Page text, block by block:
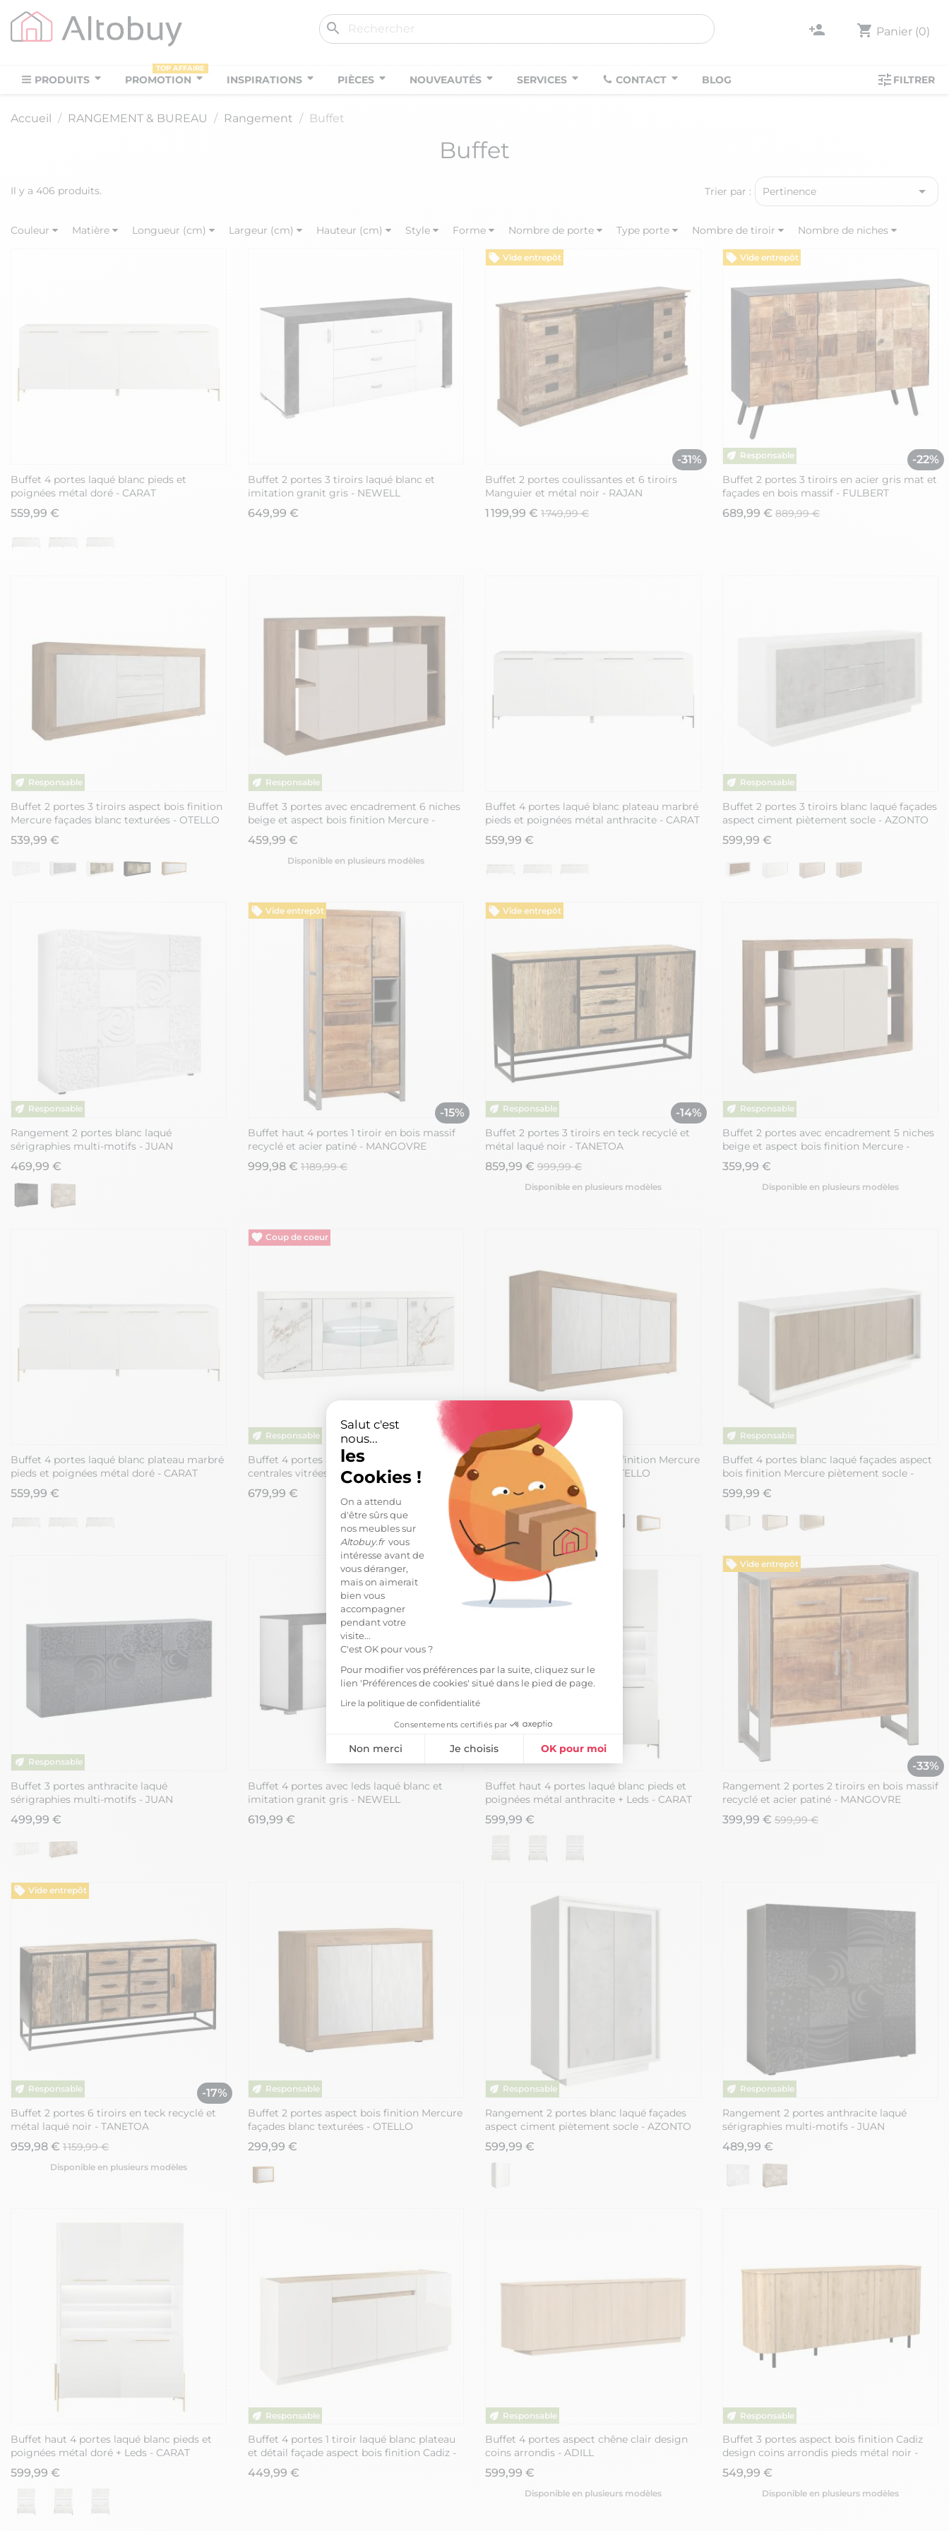
Salut c'est
nous...
les
Cookies !
On a attendu
d'être sûrs que
nos meubles sur
Altobuy.frvous
intéresse avant de
vous déranger,
mais on aimerait
bien vous
accompagner
pendant votre
visite...
C'est OK pour vous ?
Pour modifier vos préférences par la suite, cliquez sur le
lien 'Préférences de cookies' situé dans le pied de page.
Lire la politique de confidentialité
Consentements certifiés par
Non merci Je choisis OK pour moi
Notre plateforme vous permet d'adapter et de gérer vos paramètres de confidentialité, en garantissant la conformité avec les
search person_add shopping_cart Panier (0)
PRODUITS PROMOTION
TOP AFFAIRE
INSPIRATIONS PIÈCES NOUVEAUTÉS SERVICES CONTACT BLOG tune FILTRER
Accueil RANGEMENT & BUREAU Rangement Buffet
Buffet
Il y a 406 produits. Trier par : Pertinence 
Couleur Matière Longueur (cm) Largeur (cm) Hauteur (cm) Style Forme Nombre de porte Type porte Nombre de tiroir
Nombre de niches
Buffet 4 portes laqué blanc pieds et
poignées métal doré - CARAT
559,99 €
Buffet 2 portes 3 tiroirs laqué blanc et
imitation granit gris - NEWELL
649,99 €
Vide entrepôt
-31%
Buffet 2 portes coulissantes et 6 tiroirs
Manguier et métal noir - RAJAN
1 199,99 € 1 749,99 €
Vide entrepôt
-22%
Buffet 2 portes 3 tiroirs en acier gris mat et
façades en bois massif - FULBERT
689,99 € 889,99 €
Buffet 2 portes 3 tiroirs aspect bois finition
Mercure façades blanc texturées - OTELLO
539,99 €
Buffet 3 portes avec encadrement 6 niches
beige et aspect bois finition Mercure -
LIMANI
459,99 €
Disponible en plusieurs modèles
Buffet 4 portes laqué blanc plateau marbré
pieds et poignées métal anthracite - CARAT
559,99 €
Buffet 2 portes 3 tiroirs blanc laqué façades
aspect ciment piètement socle - AZONTO
599,99 €
Rangement 2 portes blanc laqué
sérigraphies multi-motifs - JUAN
469,99 €
Vide entrepôt
-15%
Buffet haut 4 portes 1 tiroir en bois massif
recyclé et acier patiné - MANGOVRE
999,98 € 1 189,99 €
Vide entrepôt
-14%
Buffet 2 portes 3 tiroirs en teck recyclé et
métal laqué noir - TANETOA
859,99 € 999,99 €
Disponible en plusieurs modèles
Buffet 2 portes avec encadrement 5 niches
beige et aspect bois finition Mercure -
LIMANI
359,99 €
Disponible en plusieurs modèles
Buffet 4 portes laqué blanc plateau marbré
pieds et poignées métal doré - CARAT
559,99 €
Buffet 4 portes avec leds et portes
centrales vitrées laqué blanc et imitation
marbre - ETOLIS
679,99 €
Buffet 3 portes aspect bois finition Mercure
façades blanc texturées - OTELLO
399,99 €
Buffet 4 portes blanc laqué façades aspect
bois finition Mercure piètement socle -
AZONTO
599,99 €
Buffet 3 portes anthracite laqué
sérigraphies multi-motifs - JUAN
499,99 €
Buffet 4 portes avec leds laqué blanc et
imitation granit gris - NEWELL
619,99 €
Buffet haut 4 portes laqué blanc pieds et
poignées métal anthracite + Leds - CARAT
599,99 €
Vide entrepôt
-33%
Rangement 2 portes 2 tiroirs en bois massif
recyclé et acier patiné - MANGOVRE
399,99 € 599,99 €
Vide entrepôt
-17%
Buffet 2 portes 6 tiroirs en teck recyclé et
métal laqué noir - TANETOA
959,98 € 1 159,99 €
Disponible en plusieurs modèles
Buffet 2 portes aspect bois finition Mercure
façades blanc texturées - OTELLO
299,99 €
Rangement 2 portes blanc laqué façades
aspect ciment piètement socle - AZONTO
599,99 €
Rangement 2 portes anthracite laqué
sérigraphies multi-motifs - JUAN
489,99 €
Buffet haut 4 portes laqué blanc pieds et
poignées métal doré + Leds - CARAT
599,99 €
Buffet 4 portes 1 tiroir laqué blanc plateau
et détail façade aspect bois finition Cadiz -
FANASY
449,99 €
Buffet 4 portes aspect chêne clair design
coins arrondis - ADILL
599,99 €
Disponible en plusieurs modèles
Buffet 3 portes aspect bois finition Cadiz
design coins arrondis pieds métal noir -
VIVARINI
549,99 €
Disponible en plusieurs modèles